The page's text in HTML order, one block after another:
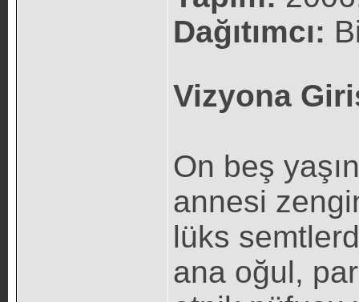
Dağıtımcı:
Vizyona
On beş
annesi
lüks
ana oğul,